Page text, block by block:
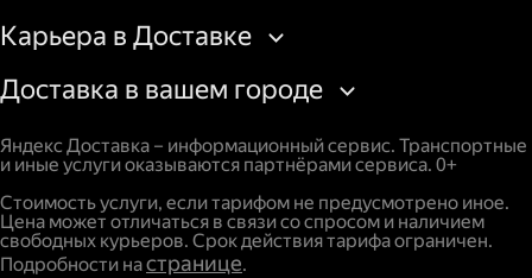
Карьера в Доставке
Доставка в вашем городе
Яндекс Доставка – информационный сервис. Транспортные
и иные услуги оказываются партнёрами сервиса. 0+
Стоимость услуги, если тарифом не предусмотрено иное.
Цена может отличаться в связи со спросом и наличием
свободных курьеров. Срок действия тарифа ограничен.
Подробности настранице.